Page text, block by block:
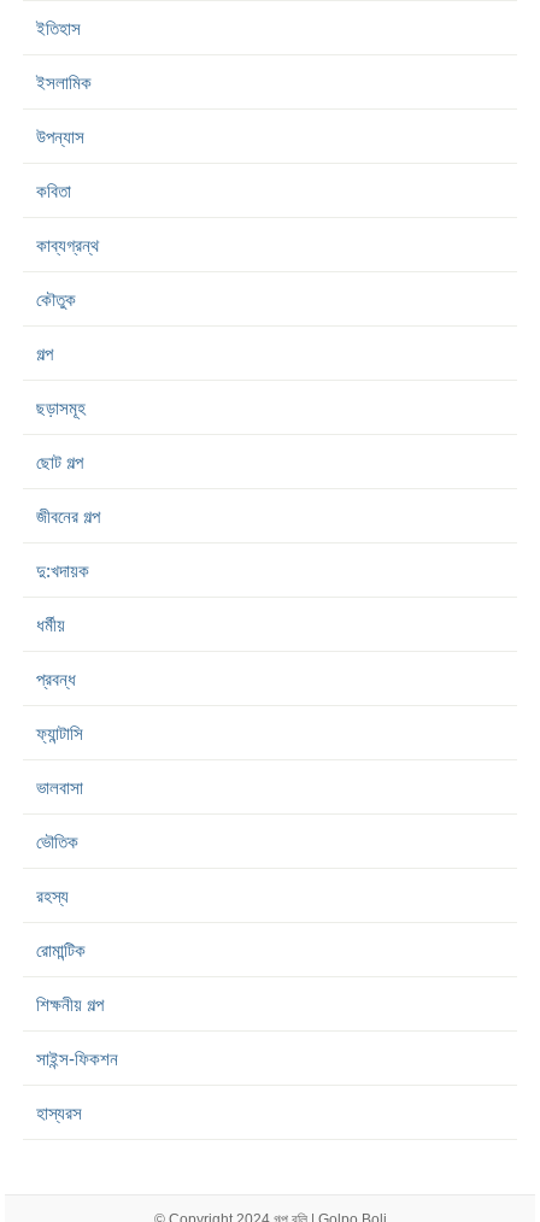
ইতিহাস
ইসলামিক
উপন্যাস
কবিতা
কাব্যগ্রন্থ
কৌতুক
গল্প
ছড়াসমূহ
ছোট গল্প
জীবনের গল্প
দু:খদায়ক
ধর্মীয়
প্রবন্ধ
ফ্যান্টাসি
ভালবাসা
ভৌতিক
রহস্য
রোমান্টিক
শিক্ষনীয় গল্প
সাইন্স-ফিকশন
হাস্যরস